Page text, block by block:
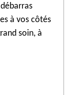
à vos côtés
soin, à